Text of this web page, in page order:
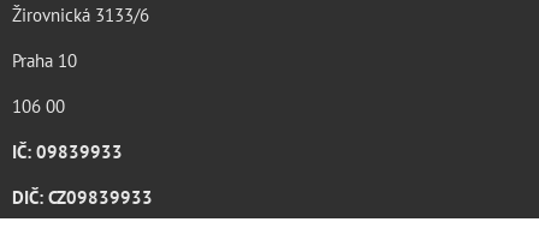
Žirovnická 3133/6
Praha 10
106 00
IČ: 09839933
DIČ: CZ09839933